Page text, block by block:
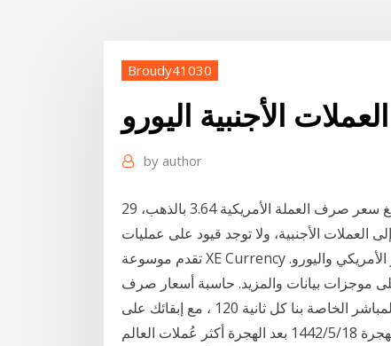
Broudy41030
الأجنبية اليورو
by author
29 نيسان (إبريل) 2016 وحلت قطر في المركز السابع، بعد أن بلغ سعر صرف العملة الأمريكية 3.64 بالذهب،
تقدم موسوعة XE Currency أسعار العملات، وأخبار، وحقائق حول العملات مثل الدولار الأمريكي واليورو.
موجزات بيانات والمزيد. حاسبة أسعار صرف
العملات الأجنبية فوركس الاسعار يتم تحديث أسعار الصرف المباشر الخاصة بنا كل ثانية 120 ، مع إبقائك على
اطلاع على أي حركة سعر صرف عملات. 24‏‏/5‏‏/1442 بعد الهجرة 18‏‏/5‏‏/1442 بعد الهجرة أكثر عُملات العالم